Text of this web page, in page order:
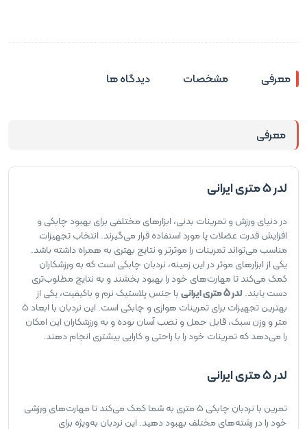
معرفی مشخصات دیدگاه ها
معرفی
لدر 5 متری ایرانی
در دنیای ورزش و تمرینات بدنی، ابزارهای مختلفی برای بهبود چابکی و
افزایش قدرت عضلات پا مورد استفاده قرار می‌گیرند. انتخاب تجهیزات
مناسب می‌تواند تمرینات را موثرتر و نتایج بهتری به همراه داشته باشد.
یکی از ابزارهای موثر در این زمینه، نردبان چابکی است که به ورزشکاران
کمک می‌کند تا مهارت‌های خود را بهبود بخشند و به نتایج مطلوب‌تری
دست یابند.لدر 5 متری ایرانی
با جنس پلاستیک نرم و باکیفیت، یکی از
بهترین تجهیزات برای تمرینات هوازی و چابکی است. این نردبان با ابعاد ۵
متر و وزن سبک، قابل حمل و نصب آسان بوده و به ورزشکاران این امکان
را می‌دهد که تمرینات خود را با راحتی و کارایی بیشتری انجام دهند.
لدر 5 متری ایرانی
تمرین با نردبان چابکی 5 متری به شما کمک می‌کند تا مهارت‌های ورزشی
خود را در رشته‌های مختلف بهبود دهید. این نردبان به‌ویژه برای